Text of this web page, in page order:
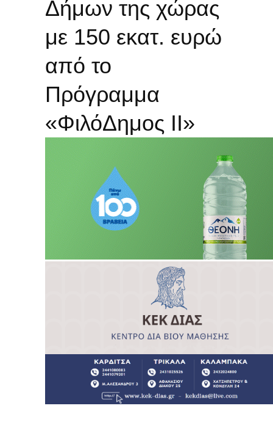
Δήμων της χώρας
με 150 εκατ. ευρώ
από το
Πρόγραμμα
«ΦιλόΔημος ΙΙ»